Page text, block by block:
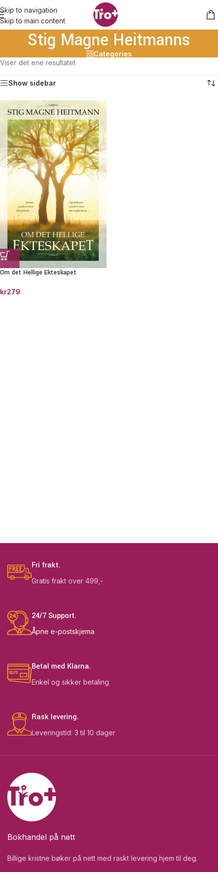
Skip to navigation
Skip to main content
Stig Magne Heitmanns
Categories
Viser det ene resultatet
Show sidebar
Om det Hellige Ekteskapet
kr279
Fri frakt.
Gratis frakt over 499,-
24/7 Support.
Åpne e-postskjema
Betal med Klarna.
Enkel og sikker betaling
Rask levering.
Leveringstid: 3 til 10 dager
Bokhandel på nett
Billige kristne bøker på nett med raskt levering hjem til deg.